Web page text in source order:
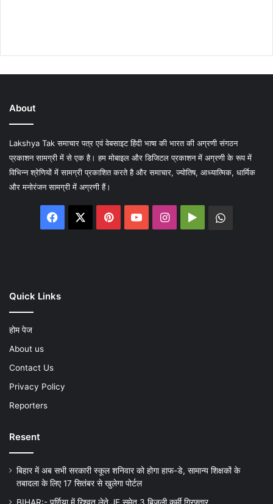
About
Lakshya Tak समाचार पत्र एवं वेबसाइट हिंदी भाषा की भारत की अग्रणी संगठन
प्रकाशन सामग्री में से एक है। हम मोबाइल और डिजिटल प्रकाशन में अग्रणी के रूप में
विभिन्न श्रेणियों में सामग्री प्रकाशित करते है और समाचार, ज्योतिष, आध्यात्मिक, धार्मिक
और मनोरंजन सामग्री में अग्रणी हैं।
Facebook PinterestYouTubeInstagram
Google
Quick Links
होम पेज
About us
Contact Us
Privacy Policy
Reporters
Resent
बिहार में अब सभी सरकारी स्कूल शनिवार को होगा हाफ-डे, सामान्य शिक्षकों के
तबादला के लिए 17 सितंबर से खुलेगा पोर्टल
BIHAR:- पूर्णिया में रिश्वत लेते JE समेत 3 बिजली कर्मी गिरफ्तार